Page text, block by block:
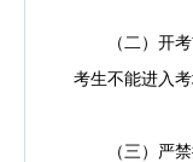
（二）开考前
考生不能进入考
（三）严禁携